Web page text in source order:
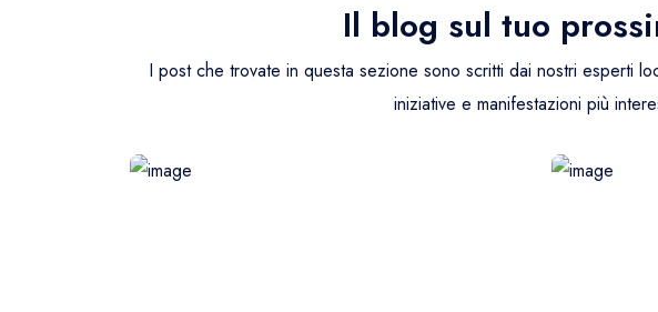
Il blog sul tuo
I post che trovate in questa sezione sono scritti dai nostri esperti
iniziative e manifestazioni più